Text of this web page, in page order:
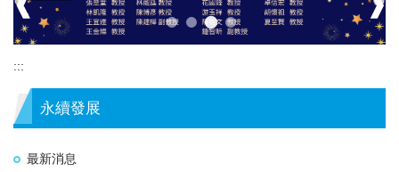
:::
永續發展
最新消息